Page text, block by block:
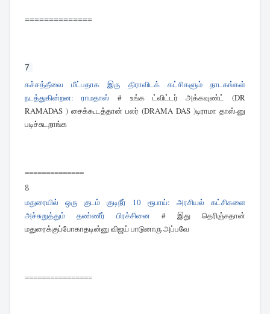
==============
7
கச்சத்தீவை மீட்பதாக இரு திராவிடக் கட்சிகளும் நாடகங்கள்
நடத்துகின்றன: ராமதாஸ்# உங்க ட்விட்டர் அக்கவுண்ட் (DR
RAMADAS ) சைக்கூடத்தான் பலர் (DRAMA DAS )டிராமா தாஸ்-னு
படிச்சுடறாங்க
==============
8
மதுரையில் ஒரு குடம் குடிநீர் 10 ரூபாய் : அரசியல் கட்சிகளை
அச்சுறுத்தும் தண்ணீர் பிரச்சினை # இது தெரிஞ்சுதான்
மதுரைக்குப்போகாதடின்னு விஜய் பாடுனாரு அப்பவே
================